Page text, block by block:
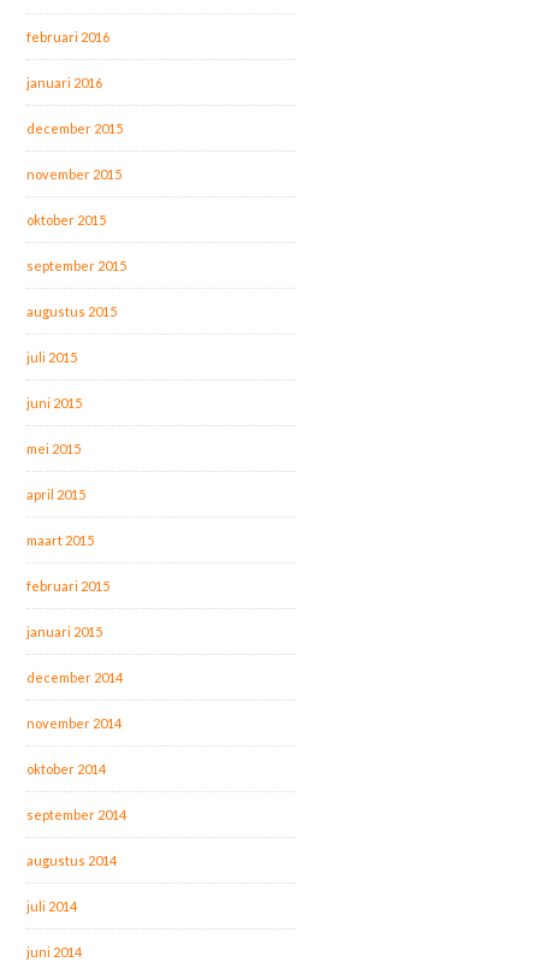
februari 2016
januari 2016
december 2015
november 2015
oktober 2015
september 2015
augustus 2015
juli 2015
juni 2015
mei 2015
april 2015
maart 2015
februari 2015
januari 2015
december 2014
november 2014
oktober 2014
september 2014
augustus 2014
juli 2014
juni 2014